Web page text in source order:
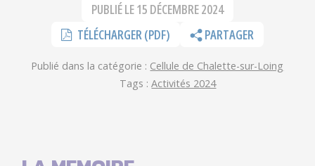
PUBLIÉ LE15 DÉCEMBRE 2024
TÉLÉCHARGER (PDF)
PARTAGER
Publié dans la catégorie : Cellule de Chalette-sur-Loing
Tags :Activités 2024